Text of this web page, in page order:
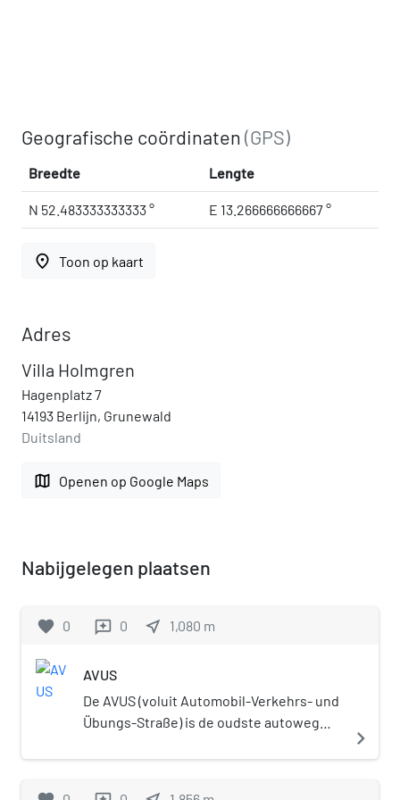
Geografische coördinaten(GPS)
Breedte Lengte
N 52.483333333333 ° E 13.266666666667 °
place Toon op kaart
Adres
Villa Holmgren
Hagenplatz 7
14193 Berlijn, Grunewald
Duitsland
map Openen op Google Maps
Nabijgelegen plaatsen
favorite 0 reviews 0 near_me 1,080 m
AVUS
De AVUS (voluit Automobil-Verkehrs- und
Übungs-Straße) is de oudste autoweg
verkeer) van Europa, gelegen tussen het
navigate_next